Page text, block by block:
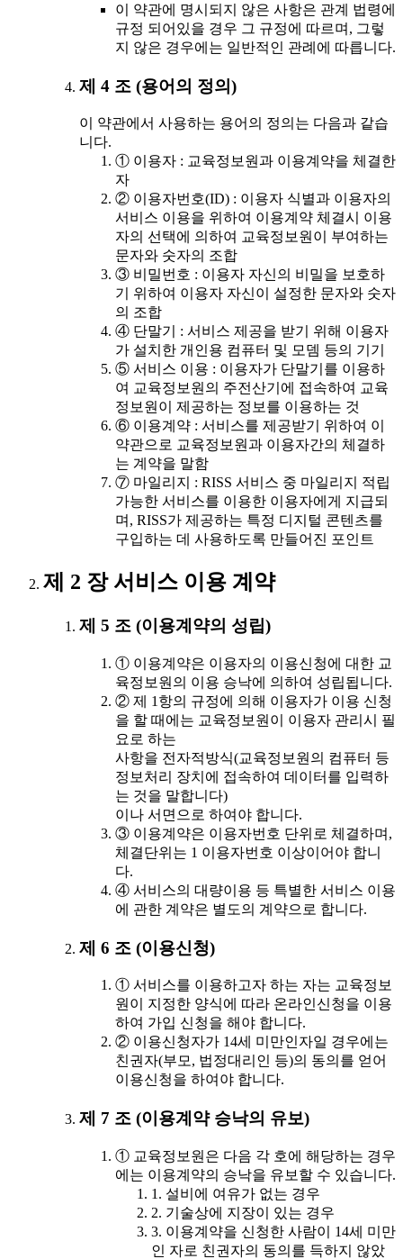
이 약관에 명시되지 않은 사항은 관계 법령에
규정 되어있을 경우 그 규정에 따르며, 그렇
지 않은 경우에는 일반적인 관례에 따릅니다.
제 4 조 (용어의 정의)
이 약관에서 사용하는 용어의 정의는 다음과 같습
니다.
① 이용자 : 교육정보원과 이용계약을 체결한
자
② 이용자번호(ID) : 이용자 식별과 이용자의
서비스 이용을 위하여 이용계약 체결시 이용
자의 선택에 의하여 교육정보원이 부여하는
문자와 숫자의 조합
③ 비밀번호 : 이용자 자신의 비밀을 보호하
기 위하여 이용자 자신이 설정한 문자와 숫자
의 조합
④ 단말기 : 서비스 제공을 받기 위해 이용자
가 설치한 개인용 컴퓨터 및 모뎀 등의 기기
⑤ 서비스 이용 : 이용자가 단말기를 이용하
여 교육정보원의 주전산기에 접속하여 교육
정보원이 제공하는 정보를 이용하는 것
⑥ 이용계약 : 서비스를 제공받기 위하여 이
약관으로 교육정보원과 이용자간의 체결하
는 계약을 말함
⑦ 마일리지 : RISS 서비스 중 마일리지 적립
가능한 서비스를 이용한 이용자에게 지급되
며, RISS가 제공하는 특정 디지털 콘텐츠를
구입하는 데 사용하도록 만들어진 포인트
제 2 장 서비스 이용 계약
제 5 조 (이용계약의 성립)
① 이용계약은 이용자의 이용신청에 대한 교
육정보원의 이용 승낙에 의하여 성립됩니다.
② 제 1항의 규정에 의해 이용자가 이용 신청
을 할 때에는 교육정보원이 이용자 관리시 필
요로 하는
사항을 전자적방식(교육정보원의 컴퓨터 등
정보처리 장치에 접속하여 데이터를 입력하
는 것을 말합니다)
이나 서면으로 하여야 합니다.
③ 이용계약은 이용자번호 단위로 체결하며,
체결단위는 1 이용자번호 이상이어야 합니
다.
④ 서비스의 대량이용 등 특별한 서비스 이용
에 관한 계약은 별도의 계약으로 합니다.
제 6 조 (이용신청)
① 서비스를 이용하고자 하는 자는 교육정보
원이 지정한 양식에 따라 온라인신청을 이용
하여 가입 신청을 해야 합니다.
② 이용신청자가 14세 미만인자일 경우에는
친권자(부모, 법정대리인 등)의 동의를 얻어
이용신청을 하여야 합니다.
제 7 조 (이용계약 승낙의 유보)
① 교육정보원은 다음 각 호에 해당하는 경우
에는 이용계약의 승낙을 유보할 수 있습니다.
1. 설비에 여유가 없는 경우
2. 기술상에 지장이 있는 경우
3. 이용계약을 신청한 사람이 14세 미만
인 자로 친권자의 동의를 득하지 않았